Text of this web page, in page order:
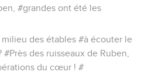
#grandes ont été les
des étables #à écouter le
des ruisseaux de Ruben,
du cœur ! #